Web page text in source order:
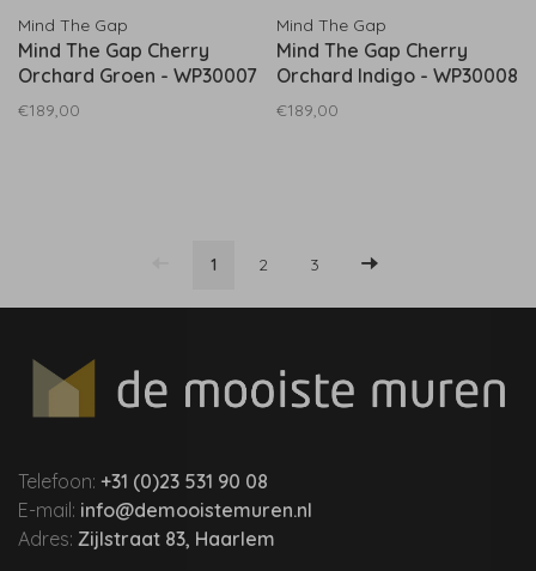
Mind The Gap
Mind The Gap Cherry
Orchard Groen - WP30007
€189,00
Mind The Gap
Mind The Gap Cherry
Orchard Indigo - WP30008
€189,00
1 2 3
Telefoon: +31 (0)23 531 90 08
E-mail: info@demooistemuren.nl
Adres: Zijlstraat 83, Haarlem